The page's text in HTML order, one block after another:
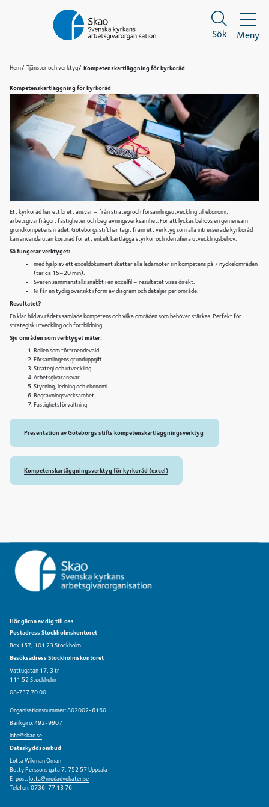
Sök Meny
Sök
Hem Tjänster och verktyg Kompetenskartläggning för kyrkoråd
Kompetenskartläggning för kyrkoråd
Ett kyrkoråd har ett brett ansvar – från strategi och församlingsutveckling till ekonomi,
arbetsgivarfrågor, fastigheter och begravningsverksamhet. För att lyckas behövs en gemensam
grundkompetens i rådet. Göteborgs stift har tagit fram ett verktyg som alla intresserade kyrkoråd
kan använda utan kostnad för att enkelt kartlägga styrkor och identifiera utvecklingsbehov.
Så fungerar verktyget:
med hjälp av ett exceldokument skattar alla ledamöter sin kompetens på 7 nyckelområden
(tar ca 15–20 min).
Svaren sammanställs snabbt i en excelfil – resultatet visas direkt.
Ni får en tydlig översikt i form av diagram och detaljer per område.
Resultatet?
En klar bild av rådets samlade kompetens och vilka områden som behöver stärkas. Perfekt för
strategisk utveckling och fortbildning.
Sju områden som verktyget mäter:
Rollen som förtroendevald
Församlingens grunduppgift
Strategi och utveckling
Arbetsgivaransvar
Styrning, ledning och ekonomi
Begravningsverksamhet
Fastighetsförvaltning
Presentation av Göteborgs stifts kompetenskartläggningsverktyg
Kompetenskartäggningsverktyg för kyrkoråd (excel)
Hör gärna av dig till oss
Postadress Stockholmskontoret
Box 157, 101 23 Stockholm
Besöksadress Stockholmskontoret
Vattugatan 17, 3 tr
111 52 Stockholm
08‑737 70 00
Organisationsnummer: 802002-6160
Bankgiro: 492-9907
info@skao.se
Dataskyddsombud
Lotta Wikman Öman
Betty Perssons gata 7, 752 57 Uppsala
E-post: lotta@modadvokater.se
Telefon: 0736-77 13 76